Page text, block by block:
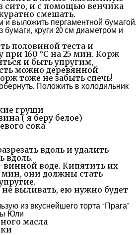
сито, и с помощью венчика
смешать.
выложить пергаментной бумагой.
круги 20 см диаметром и
половиной теста и
при 160 °C на 25 мин. Корж
и быть упругим,
можно деревянной
тоже не забыть спечь!
Положить в холодильник
груши
( я беру белое)
сока
вдоль и удалить
вдоль.
воде. Кипятить их
они должны стать
выливать, ею нужно будет
из вкуснейшего торта “Прага”
Юли
масла